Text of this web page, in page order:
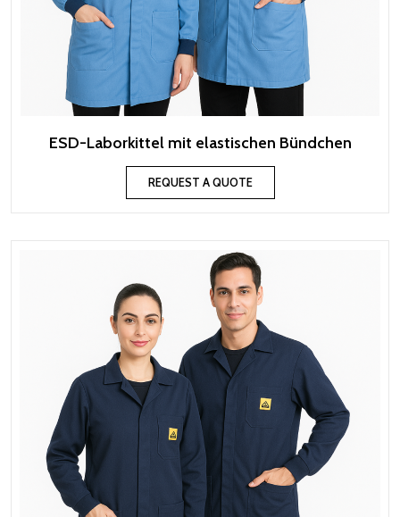
ESD-Laborkittel mit elastischen Bündchen
REQUEST A QUOTE